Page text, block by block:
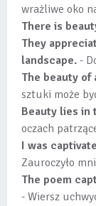
wrażliwe oko
There is
They
landscape. -
The beauty of
sztuki może
Beauty lies in
oczach
I was
Zauroczyło
The poem
- Wiersz